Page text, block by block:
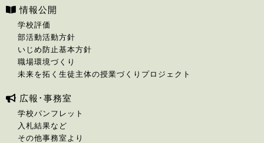
情報公開
学校評価
部活動活動方針
いじめ防止基本方針
職場環境づくり
未来を拓く生徒主体の授業づくりプロジェクト
広報･事務室
学校パンフレット
入札結果など
その他事務室より